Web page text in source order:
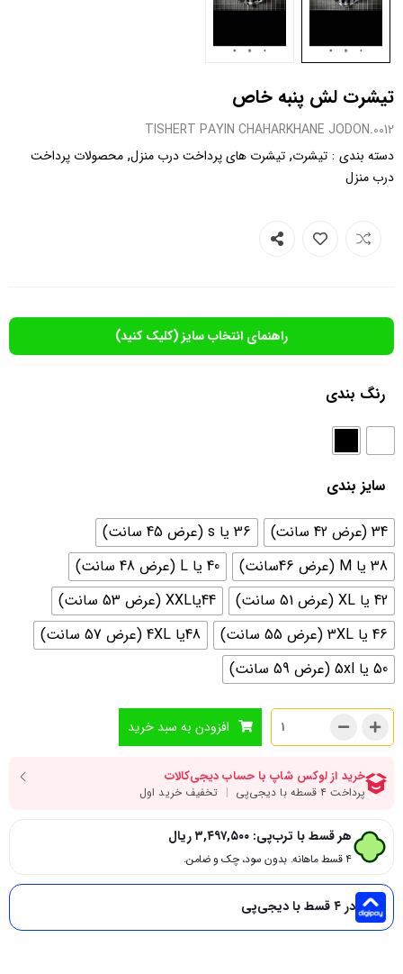
تیشرت لش پنبه خاص
0012.TISHERT PAYIN CHAHARKHANE JODON
دسته بندی : تیشرت, تیشرت های پرداخت درب منزل, محصولات پرداخت
درب منزل
راهنمای انتخاب سایز (کلیک کنید)
رنگ بندی
سایز بندی
34 (عرض 42 سانت)
36 یا s (عرض 45 سانت)
38 یا M (عرض 46سانت)
40 یا L (عرض 48 سانت)
42 یا XL (عرض 51 سانت)
44یاXXL (عرض 53 سانت)
46 یا 3XL (عرض 55 سانت)
48یا 4XL (عرض 57 سانت)
50 یا 5xl (عرض 59 سانت)
افزودن به سبد خرید
هر قسط با ترب‌پی: ۳,۴۹۷,۵۰۰ریال
۴ قسط ماهانه. بدون سود، چک و ضامن.
در ۴ قسط با دیجی‌پی